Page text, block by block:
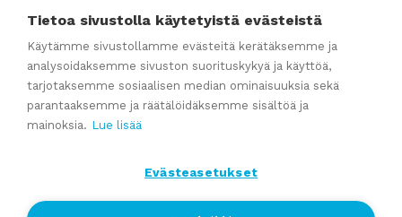
Aiheeseen liittyvää
Ohjeita yrityskauppaan
VIDEO: Miten hallita yritysostoon liittyviä riskejä? Miten
Tietoa sivustolla käytetyistä evästeistä
Käytämme sivustollamme evästeitä kerätäksemme ja
analysoidaksemme sivuston suorituskykyä ja käyttöä,
tarjotaksemme sosiaalisen median ominaisuuksia sekä
parantaaksemme ja räätälöidäksemme sisältöä ja
mainoksia. Lue lisää
Evästeasetukset